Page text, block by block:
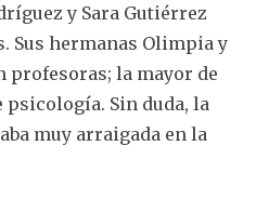
y Sara Gutiérrez
Sus hermanas Olimpia y
profesoras; la mayor de
Sin duda, la
muy arraigada en la